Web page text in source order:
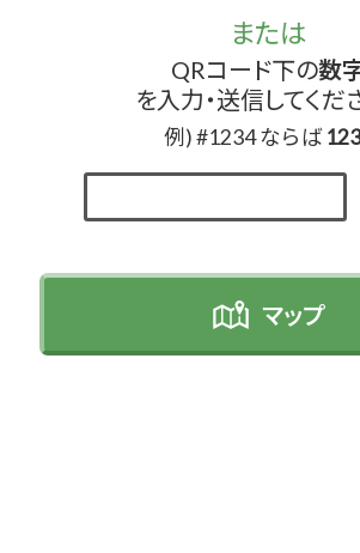
または
QRコード下の数
を入力・送信してくだ
例) #1234 ならば
マップ